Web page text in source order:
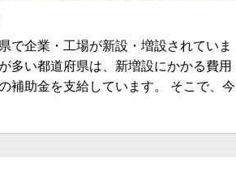
で企業・工場が新設・増設されていま
多い都道府県は、新増設にかかる費用
補助金を支給しています。 そこで、今